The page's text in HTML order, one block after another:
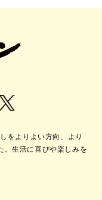
をよりよい方向、より
。生活に喜びや楽しみを